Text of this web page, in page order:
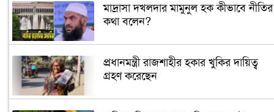
মাদ্রাসা দখলদার মামুনুল হক কীভাবে নীতির
কথা বলেন?
প্রধানমন্ত্রী রাজশাহীর হকার খুকির দায়িত্ব
গ্রহণ করেছেন